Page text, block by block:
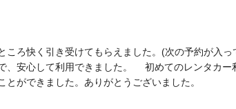
ろ快く引き受けてもらえました。(次の予約が入
、安心して利用できました。 初めてのレンタカー
ができました。ありがとうございました。